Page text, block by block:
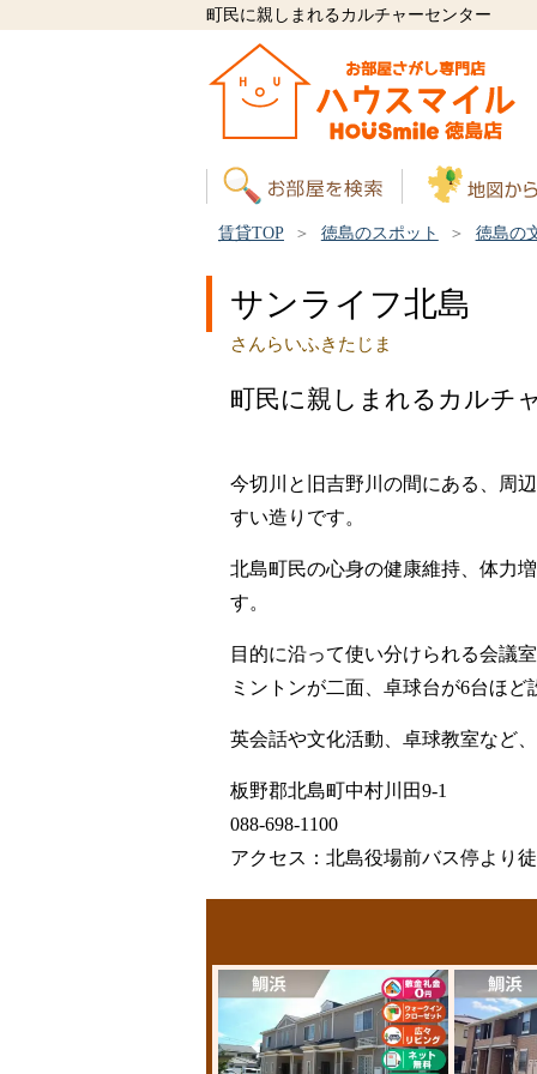
町民に親しまれるカルチャーセンター
賃貸TOP 徳島のスポット 徳島の
サンライフ北島
さんらいふきたじま
町民に親しまれるカルチ
今切川と旧吉野川の間にある、周
すい造りです。
北島町民の心身の健康維持、体力
す。
目的に沿って使い分けられる会議
ミントンが二面、卓球台が6台ほど
英会話や文化活動、卓球教室など
板野郡北島町中村川田9-1
088-698-1100
アクセス：北島役場前バス停より